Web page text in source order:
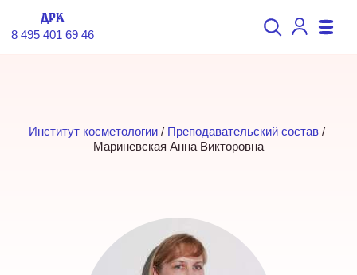
8 495 401 69 46
Институт косметологии / Преподавательский состав /
Мариневская Анна Викторовна